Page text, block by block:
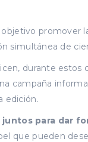
promover
simultánea de
durante estos
campaña
edición.
juntos para dar
que pueden